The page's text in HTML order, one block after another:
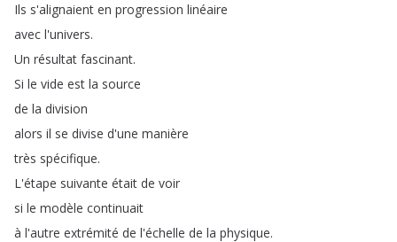
Ils s'alignaient en progression linéaire
avec l'univers.
Un résultat fascinant.
Si le vide est la source
de la division
alors il se divise d'une manière
très spécifique.
L'étape suivante était de voir
si le modèle continuait
à l'autre extrémité de l'échelle de la physique.